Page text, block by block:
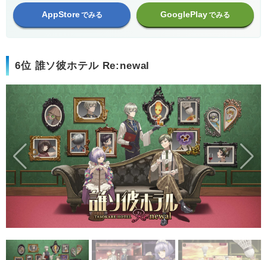
AppStoreでみる GooglePlayでみる
6位 誰ソ彼ホテル Re:newal